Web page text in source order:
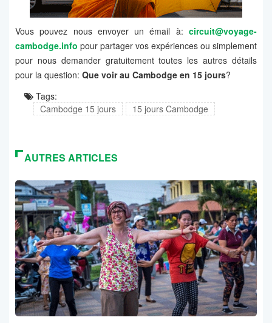
Vous pouvez nous envoyer un émail à: circuit@voyage-
cambodge.info pour partager vos expériences ou simplement
pour nous demander gratuitement toutes les autres détails
pour la question: Que voir au Cambodge en 15 jours?
Tags:
Cambodge 15 jours
15 jours Cambodge
AUTRES ARTICLES